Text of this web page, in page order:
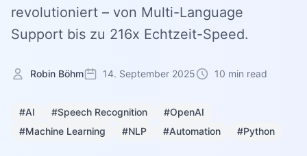
revolutioniert – von Multi-Language
Support bis zu 216x Echtzeit-Speed.
Robin Böhm 14. September 2025 10 min read
#AI #Speech Recognition
#OpenAI
#Machine Learning
#NLP #Automation #Python